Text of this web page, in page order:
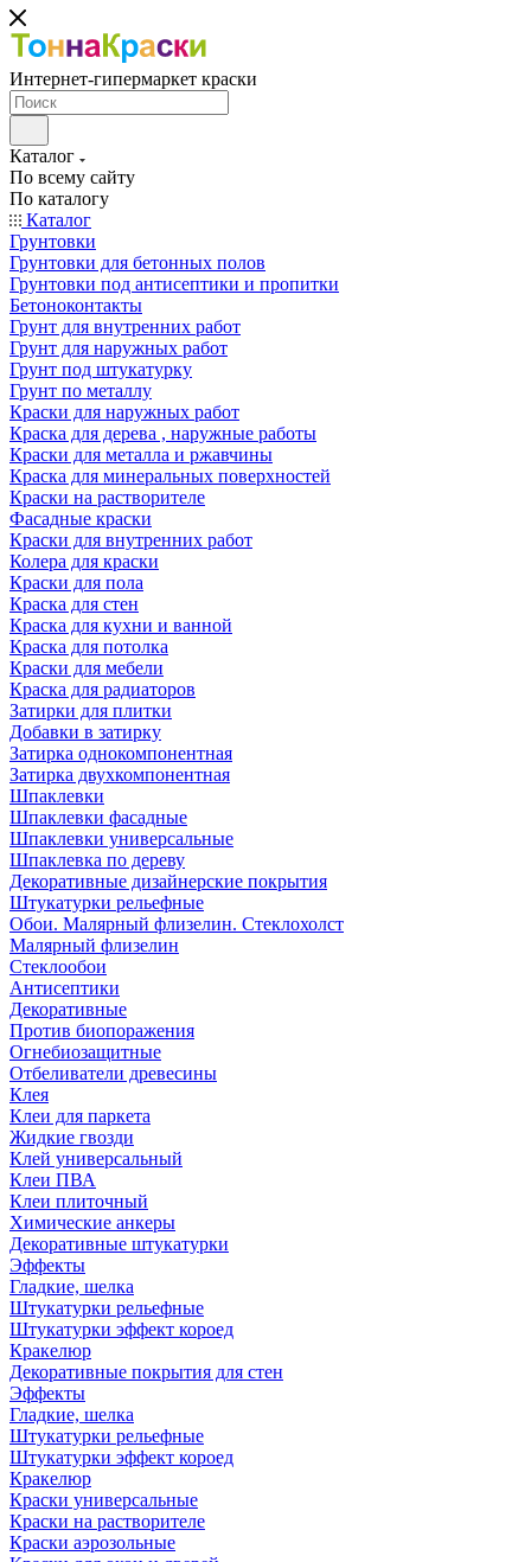
Интернет-гипермаркет краски
Каталог
По всему сайту
По каталогу
Каталог
Грунтовки
Грунтовки для бетонных полов
Грунтовки под антисептики и пропитки
Бетоноконтакты
Грунт для внутренних работ
Грунт для наружных работ
Грунт под штукатурку
Грунт по металлу
Краски для наружных работ
Краска для дерева , наружные работы
Краски для металла и ржавчины
Краска для минеральных поверхностей
Краски на растворителе
Фасадные краски
Краски для внутренних работ
Колера для краски
Краски для пола
Краска для стен
Краска для кухни и ванной
Краска для потолка
Краски для мебели
Краска для радиаторов
Затирки для плитки
Добавки в затирку
Затирка однокомпонентная
Затирка двухкомпонентная
Шпаклевки
Шпаклевки фасадные
Шпаклевки универсальные
Шпаклевка по дереву
Декоративные дизайнерские покрытия
Штукатурки рельефные
Обои. Малярный флизелин. Стеклохолст
Малярный флизелин
Стеклообои
Антисептики
Декоративные
Против биопоражения
Огнебиозащитные
Отбеливатели древесины
Клея
Клеи для паркета
Жидкие гвозди
Клей универсальный
Клеи ПВА
Клеи плиточный
Химические анкеры
Декоративные штукатурки
Эффекты
Гладкие, шелка
Штукатурки рельефные
Штукатурки эффект короед
Кракелюр
Декоративные покрытия для стен
Эффекты
Гладкие, шелка
Штукатурки рельефные
Штукатурки эффект короед
Кракелюр
Краски универсальные
Краски на растворителе
Краски аэрозольные